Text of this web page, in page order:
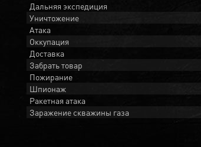
Дальняя экспедиция
Уничтожение
Атака
Оккупация
Доставка
Забрать товар
Пожирание
Шпионаж
Ракетная атака
Заражение скважины газа